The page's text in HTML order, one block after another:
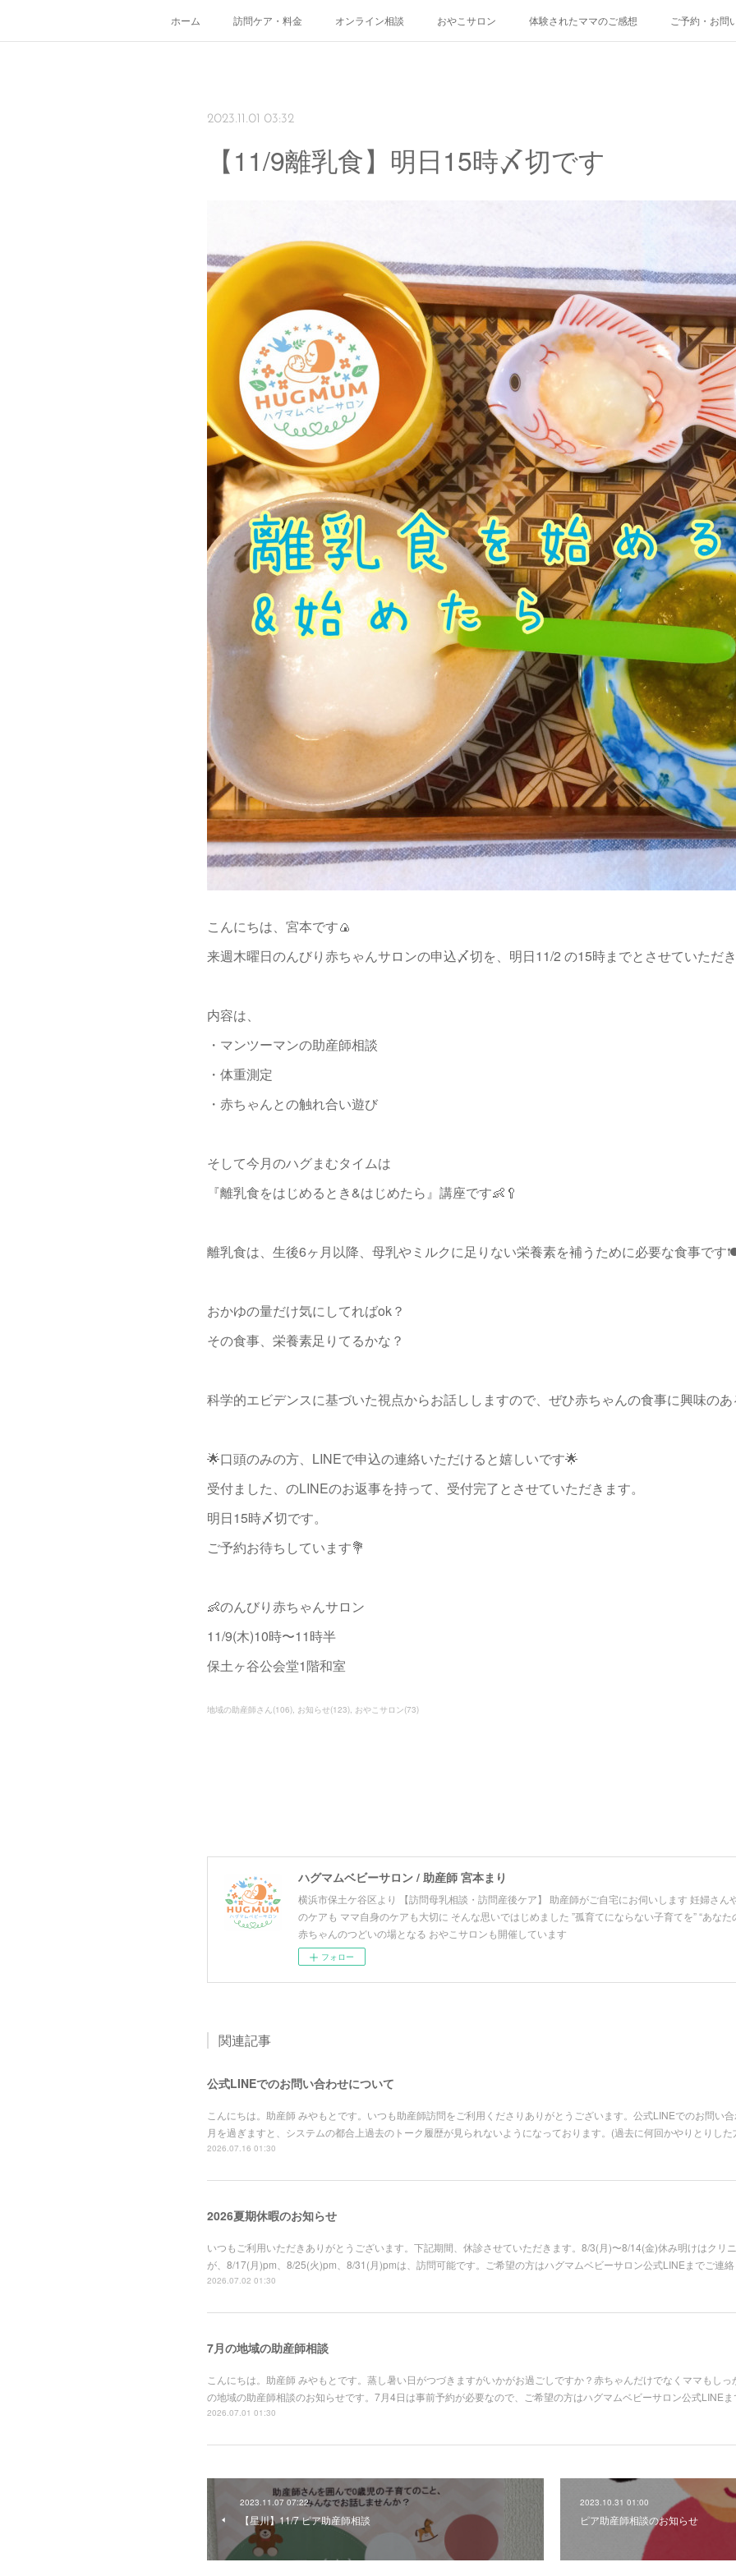
ホーム 訪問ケア・料金 オンライン相談 おやこサロン 体験されたママのご感想 ご予約・お問
2023.11.01 03:32
【11/9離乳食】明日15時〆切です
こんにちは、宮本です🍙
来週木曜日のんびり赤ちゃんサロンの申込〆切を、明日11/2 の15時までとさせていただ
内容は、
・マンツーマンの助産師相談
・体重測定
・赤ちゃんとの触れ合い遊び
そして今月のハグまむタイムは
『離乳食をはじめるとき&はじめたら』講座です👶🥄
離乳食は、生後6ヶ月以降、母乳やミルクに足りない栄養素を補うために必要な食事で
おかゆの量だけ気にしてればok？
その食事、栄養素足りてるかな？
科学的エビデンスに基づいた視点からお話ししますので、ぜひ赤ちゃんの食事に興味の
🌟口頭のみの方、LINEで申込の連絡いただけると嬉しいです🌟
受付ました、のLINEのお返事を持って、受付完了とさせていただきます。
明日15時〆切です。
ご予約お待ちしています💐
👶のんびり赤ちゃんサロン
11/9(木)10時〜11時半
保土ヶ谷公会堂1階和室
地域の助産師さん(106) お知らせ(123) おやこサロン(73)
ハグマムベビーサロン / 助産師 宮本まり
横浜市保土ケ谷区より 【訪問母乳相談・訪問産後ケア】 助産師がご自宅にお伺いします 妊婦さん
のケアも ママ自身のケアも大切に そんな思いではじめました ”孤育てにならない子育てを” “あな
赤ちゃんのつどいの場となる おやこサロンも開催しています
フォロー
関連記事
公式LINEでのお問い合わせについて
こんにちは。助産師 みやもとです。いつも助産師訪問をご利用くださりありがとうございます。公式LINEでのお問い
月を過ぎますと、システムの都合上過去のトーク履歴が見られないようになっております。(過去に何回かやりとりし
2026.07.16 01:30
2026夏期休暇のお知らせ
いつもご利用いただきありがとうございます。下記期間、休診させていただきます。8/3(月)〜8/14(金)休み明けはクリ
が、8/17(月)pm、8/25(火)pm、8/31(月)pmは、訪問可能です。ご希望の方はハグマムベビーサロン公式LINEまでご連
2026.07.02 01:30
7月の地域の助産師相談
こんにちは。助産師 みやもとです。蒸し暑い日がつづきますがいかがお過ごしですか？赤ちゃんだけでなくママもし
の地域の助産師相談のお知らせです。7月4日は事前予約が必要なので、ご希望の方はハグマムベビーサロン公式LINE
2026.07.01 01:30
2023.11.07 07:22
【星川】11/7 ピア助産師相談
2023.10.31 01:00
ピア助産師相談のお知らせ